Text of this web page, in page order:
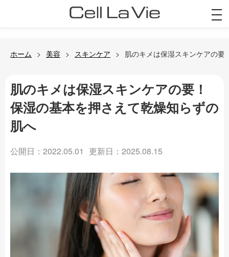
ホーム 美容 スキンケア 肌のキメは保湿スキンケアの
肌のキメは保湿スキンケアの要！
保湿の基本を押さえて乾燥知らずの
肌へ
公開日：2022.05.01 更新日：2025.08.15